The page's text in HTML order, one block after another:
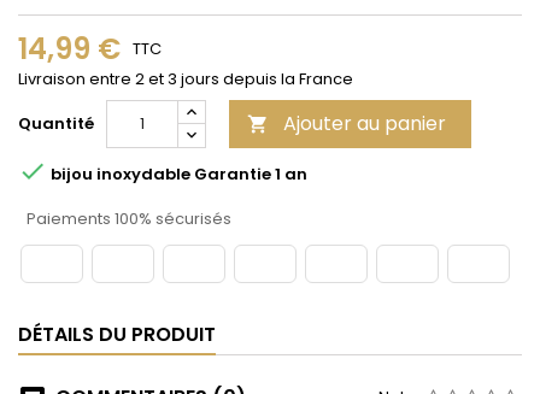
14,99 € TTC
Livraison entre 2 et 3 jours depuis la France
Quantité
 Ajouter au panier
 bijou inoxydable Garantie 1 an
Paiements 100% sécurisés
DÉTAILS DU PRODUIT